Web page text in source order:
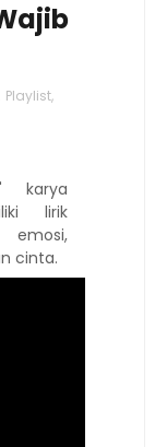
Playlist,
karya
lirik
cinta.